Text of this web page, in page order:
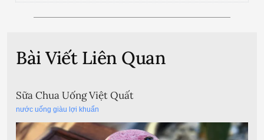
Bài Viết Liên Quan
Sữa Chua Uống Việt Quất
nước uống giàu lợi khuẩn